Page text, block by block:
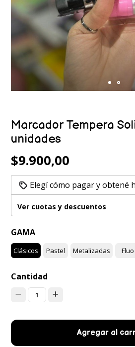
Marcador Tempera
unidades
$9.900,00
Elegí cómo pagar y obtené
Ver cuotas y descuentos
GAMA
Clásicos Pastel Metalizadas Fluo
Cantidad
1
Agregar al